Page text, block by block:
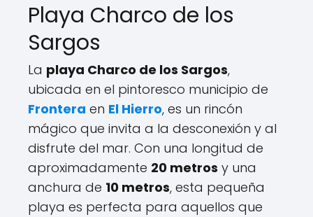
Playa Charco de los
Sargos
La playa Charco de los Sargos,
ubicada en el pintoresco municipio de
Frontera en El Hierro, es un rincón
mágico que invita a la desconexión y al
disfrute del mar. Con una longitud de
aproximadamente 20 metros y una
anchura de 10 metros, esta pequeña
playa es perfecta para aquellos que